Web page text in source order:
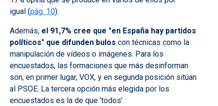
igual (pág. 10).
Además, el 91,7% cree que "en España hay partidos
políticos" que difunden bulos con técnicas como la
manipulación de vídeos o imágenes. Para los
encuestados, las formaciones que más desinforman
son, en primer lugar, VOX, y en segunda posición sitúan
al PSOE. La tercera opción más elegida por los
encuestados es la de que ‘todos’